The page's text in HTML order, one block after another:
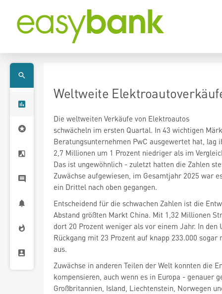
Weltweite
Die weltweiten Verkäufe von Elektroautos
schwächeln im ersten Quartal. In 43 wichtigen
Beratungsunternehmen PwC ausgewertet hat, lag
2,7 Millionen um 1 Prozent niedriger als im
Das ist ungewöhnlich - zuletzt hatten die Zahlen
Zuwächse aufgewiesen, im Gesamtjahr 2025 war
ein Drittel nach oben gegangen.
Entscheidend für die schwachen Zahlen ist die
Abstand größten Markt China. Mit 1,32 Millionen
dort 20 Prozent weniger als vor einem Jahr. In den
Rückgang mit 23 Prozent auf knapp 233.000 sogar
aus.
Zuwächse in anderen Teilen der Welt konnten die
kompensieren, auch wenn es in Europa - genauer
Großbritannien, Island, Liechtenstein, Norwegen